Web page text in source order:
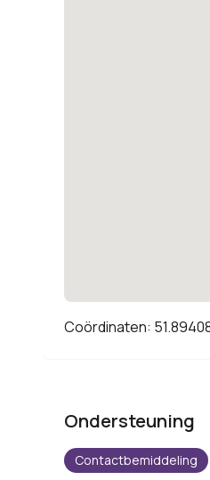
Coördinaten:
Ondersteuning
Contactbemiddeling